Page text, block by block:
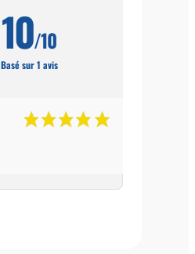
10/10
Basé sur 1 avis